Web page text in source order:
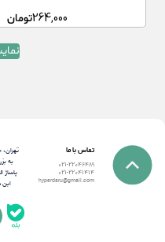
264,000تومان
تماس با ما
021-22046489
021-22041414
hyperdaru@gmail.com
تهران،
به
پاساژ